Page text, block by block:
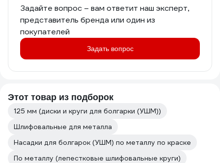
Задайте вопрос – вам ответит наш эксперт,
представитель бренда или один из
покупателей
Задать вопрос
Этот товар из подборок
125 мм (диски и круги для болгарки (УШМ))
Шлифовальные для металла
Насадки для болгарок (УШМ) по металлу по краске
По металлу (лепестковые шлифовальные круги)